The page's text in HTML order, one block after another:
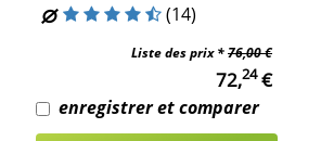
(14)
Liste des prix *76,00 €
72,24€
enregistrer et comparer